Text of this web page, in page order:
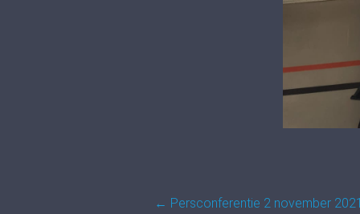
Post
← Persconferentie 2 november 2021